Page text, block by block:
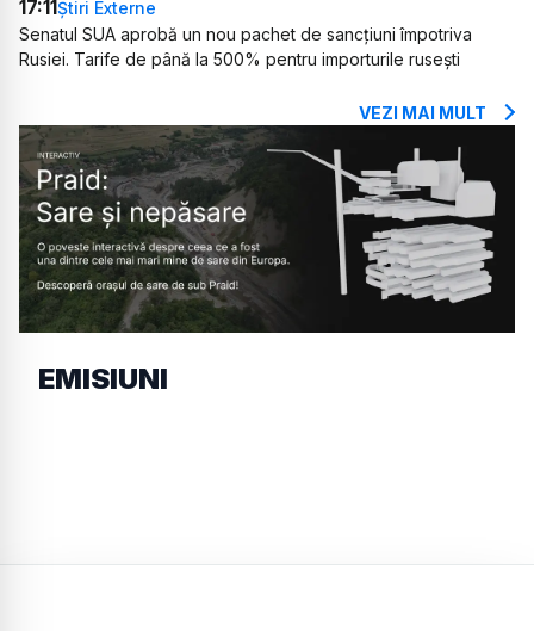
17:11Știri Externe
Senatul SUA aprobă un nou pachet de sancțiuni împotriva
Rusiei. Tarife de până la 500% pentru importurile rusești
VEZI MAI MULT
EMISIUNI